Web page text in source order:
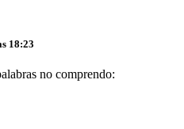
18:23
no comprendo: